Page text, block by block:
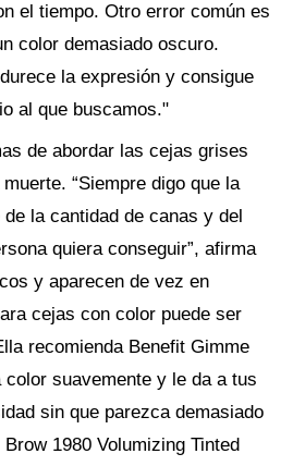
el tiempo. Otro error común es
color demasiado oscuro.
la expresión y consigue
al que buscamos."
de abordar las cejas grises
“Siempre digo que la
la cantidad de canas y del
quiera conseguir”, afirma
y aparecen de vez en
cejas con color puede ser
recomienda Benefit Gimme
color suavemente y le da a tus
sin que parezca demasiado
1980 Volumizing Tinted